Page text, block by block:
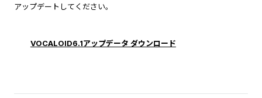
アップデートしてください。
VOCALOID6.1アップデータ ダウンロード